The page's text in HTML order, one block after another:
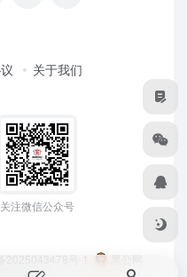
关于我们
关注微信公众号
2025043478号-1
黑公网